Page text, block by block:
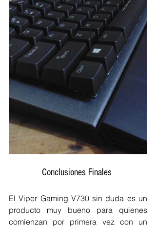
Conclusiones Finales
El Viper Gaming V730 sin duda es un
producto muy bueno para quienes
comienzan por primera vez con un